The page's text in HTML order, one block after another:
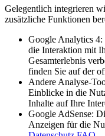
Gelegentlich integrieren
zusätzliche Funktionen
Google Analytics 4:
die Interaktion mit
Gesamterlebnis
finden Sie auf der
Andere Analyse-
Einblicke in die
Inhalte auf Ihre
Google AdSense:
Anzeigen für die